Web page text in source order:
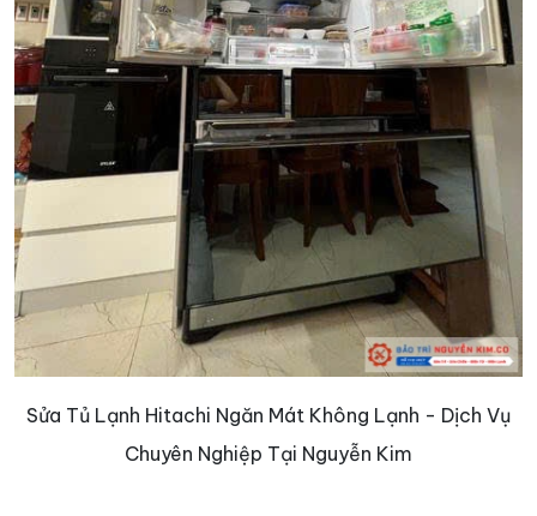
Sửa Tủ Lạnh Hitachi Ngăn Mát Không Lạnh - Dịch Vụ
Chuyên Nghiệp Tại Nguyễn Kim